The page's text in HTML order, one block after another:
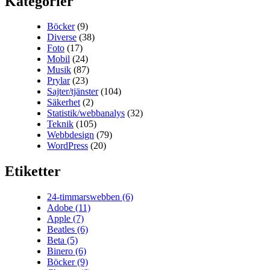
Böcker(9)
Diverse (38)
Foto (17)
Mobil (24)
Musik (87)
Prylar(23)
Sajter/tjänster(104)
Säkerhet(2)
Statistik/webbanalys (32)
Teknik (105)
Webbdesign (79)
WordPress (20)
Etiketter
24-timmarswebben (6)
Adobe (11)
Apple (7)
Beatles (6)
Beta (5)
Binero (6)
Böcker(9)